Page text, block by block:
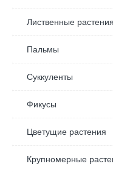
Лиственные растения
Пальмы
Суккуленты
Фикусы
Цветущие растения
Крупномерные